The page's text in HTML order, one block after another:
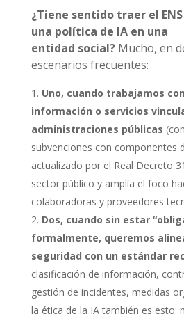
¿Tiene sentido traer el
una política de IA en una
entidad social?Mucho, en
escenarios frecuentes:
Uno, cuando trabajamos
información o servicios
administraciones públicas
subvenciones con componentes
actualizado por el Real Decreto
sector público y amplía el foco
colaboradoras y proveedores
Dos, cuando sin estar
formalmente, queremos
seguridad con un estándar
clasificación de información,
gestión de incidentes, medidas
la ética de la IA también es esto: